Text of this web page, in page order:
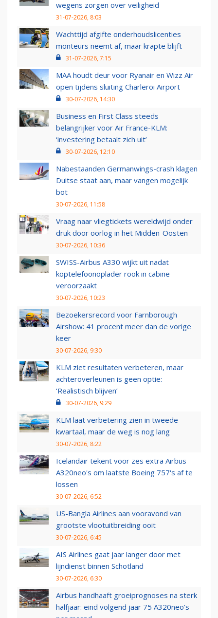
wegens zorgen over veiligheid
31-07-2026, 8:03
Wachttijd afgifte onderhoudslicenties
monteurs neemt af, maar krapte blijft
31-07-2026, 7:15
MAA houdt deur voor Ryanair en Wizz Air
open tijdens sluiting Charleroi Airport
30-07-2026, 14:30
Business en First Class steeds
belangrijker voor Air France-KLM:
‘investering betaalt zich uit’
30-07-2026, 12:10
Nabestaanden Germanwings-crash klagen
Duitse staat aan, maar vangen mogelijk
bot
30-07-2026, 11:58
Vraag naar vliegtickets wereldwijd onder
druk door oorlog in het Midden-Oosten
30-07-2026, 10:36
SWISS-Airbus A330 wijkt uit nadat
koptelefoonoplader rook in cabine
veroorzaakt
30-07-2026, 10:23
Bezoekersrecord voor Farnborough
Airshow: 41 procent meer dan de vorige
keer
30-07-2026, 9:30
KLM ziet resultaten verbeteren, maar
achteroverleunen is geen optie:
‘Realistisch blijven’
30-07-2026, 9:29
KLM laat verbetering zien in tweede
kwartaal, maar de weg is nog lang
30-07-2026, 8:22
Icelandair tekent voor zes extra Airbus
A320neo's om laatste Boeing 757's af te
lossen
30-07-2026, 6:52
US-Bangla Airlines aan vooravond van
grootste vlootuitbreiding ooit
30-07-2026, 6:45
AIS Airlines gaat jaar langer door met
lijndienst binnen Schotland
30-07-2026, 6:30
Airbus handhaaft groeiprognoses na sterk
halfjaar: eind volgend jaar 75 A320neo’s